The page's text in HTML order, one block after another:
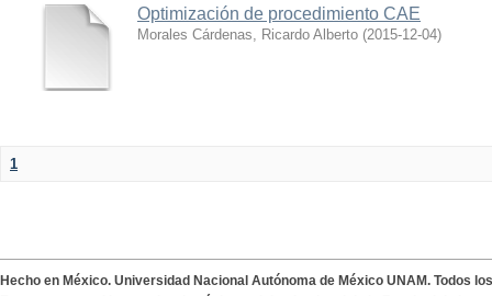
Optimización de procedimiento CAE
Morales Cárdenas, Ricardo Alberto (2015-12-04)
1
Hecho en México. Universidad Nacional Autónoma de México UNAM. Todos